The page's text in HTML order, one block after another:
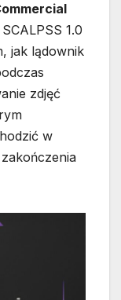
SCALPSS 1.0
jak lądownik
zdjęć
w